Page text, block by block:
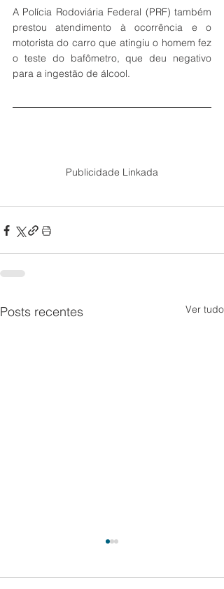
A Polícia Rodoviária Federal (PRF) também
prestou atendimento à ocorrência e o
motorista do carro que atingiu o homem fez
o teste do bafômetro, que deu negativo
para a ingestão de álcool.
Publicidade Linkada
Posts recentes Ver tudo